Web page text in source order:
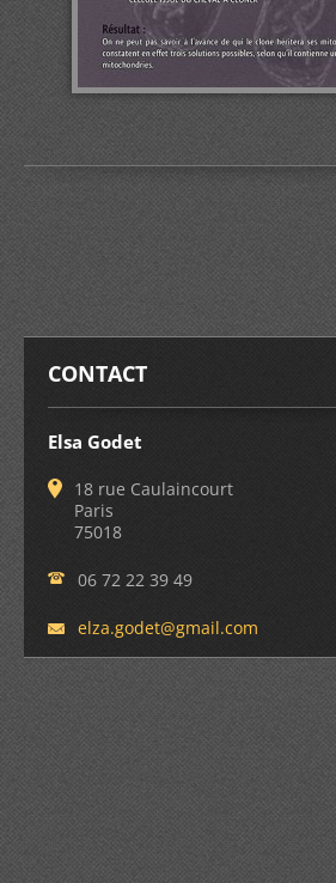
CONTACT
Elsa Godet
18 rue Caulaincourt
Paris
75018
06 72 22 39 49
elza.godet@gmail.com